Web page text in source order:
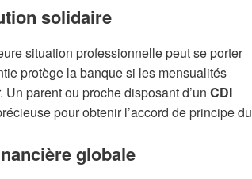
solidaire
situation professionnelle peut se porter
protège la banque si les mensualités
parent ou proche disposant d’un CDI
pour obtenir l’accord de principe du
globale